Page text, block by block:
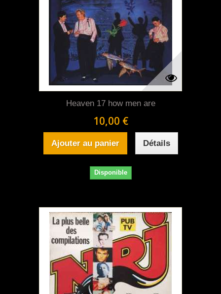
Heaven 17 how men are
10,00 €
Ajouter au panier Détails
Disponible